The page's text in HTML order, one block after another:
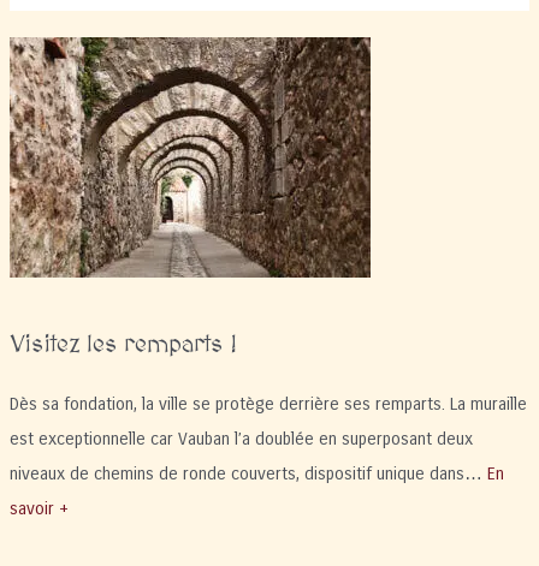
Visitez les remparts !
Dès sa fondation, la ville se protège derrière ses remparts. La muraille
est exceptionnelle car Vauban l’a doublée en superposant deux
niveaux de chemins de ronde couverts, dispositif unique dans… En
savoir +
compromis
et
les
Villes
Royales
chez
les
Catalans »